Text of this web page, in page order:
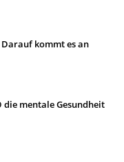
Darauf kommt es an
die mentale Gesundheit